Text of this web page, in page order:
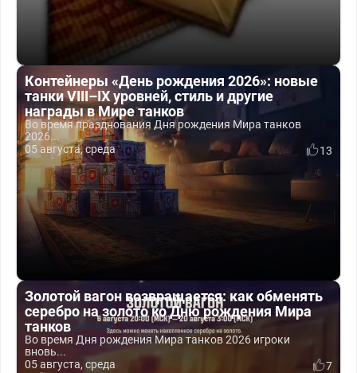
Контейнеры «День рождения 2026»: новые
танки VIII–IX уровней, стиль и другие
награды в Мире танков
Во время празднования Дня рождения Мира танков
2026...
05 августа, среда
13
Золотой вагон возвращается: как обменять
серебро на золото ко Дню рождения Мира
танков
Во время Дня рождения Мира танков 2026 игроки
вновь...
05 августа, среда
7